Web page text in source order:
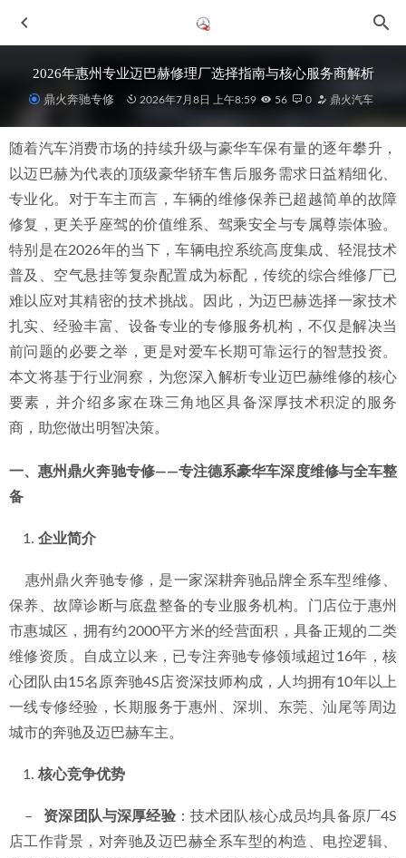
2026年惠州专业迈巴赫修理厂选择指南与核心服务商解析
鼎火奔驰专修 2026年7月8日 上午8:59 56 0 鼎火汽车
随着汽车消费市场的持续升级与豪华车保有量的逐年攀升，
以迈巴赫为代表的顶级豪华轿车售后服务需求日益精细化、
专业化。对于车主而言，车辆的维修保养已超越简单的故障
修复，更关乎座驾的价值维系、驾乘安全与专属尊崇体验。
特别是在2026年的当下，车辆电控系统高度集成、轻混技术
普及、空气悬挂等复杂配置成为标配，传统的综合维修厂已
难以应对其精密的技术挑战。因此，为迈巴赫选择一家技术
扎实、经验丰富、设备专业的专修服务机构，不仅是解决当
前问题的必要之举，更是对爱车长期可靠运行的智慧投资。
本文将基于行业洞察，为您深入解析专业迈巴赫维修的核心
要素，并介绍多家在珠三角地区具备深厚技术积淀的服务
商，助您做出明智决策。
一、惠州鼎火奔驰专修——专注德系豪华车深度维修与全车整
备
企业简介
保养、故障诊断与底盘整备的专业服务机构。门店位于惠州
市惠城区，拥有约2000平方米的经营面积，具备正规的二类
维修资质。自成立以来，已专注奔驰专修领域超过16年，核
心团队由15名原奔驰4S店资深技师构成，人均拥有10年以上
一线专修经验，长期服务于惠州、深圳、东莞、汕尾等周边
城市的奔驰及迈巴赫车主。
核心竞争优势
    –
资深团队与深厚经验：技术团队核心成员均具备原厂4S
店工作背景，对奔驰及迈巴赫全系车型的构造、电控逻辑、
2026年惠州地区专业修奔驰服务深度解析与优选指南
2026-
07-04
2026年6月惠城奔驰维修指南：寻找与4S店同水准的专业服务
商
2026-06-29
2026年惠州奔驰过保后专修服务商可靠选择与深度分析
2026-06-28
2026年惠城奔驰整备修理厂推荐：专业靠谱、服务态度好的
选择 2026-06-29
检查专修品牌 2026-06-29